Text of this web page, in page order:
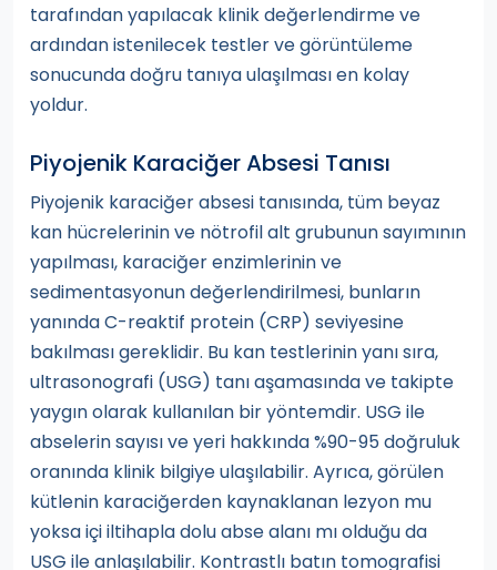
tarafından yapılacak klinik değerlendirme ve
ardından istenilecek testler ve görüntüleme
sonucunda doğru tanıya ulaşılması en kolay
yoldur.
Piyojenik Karaciğer Absesi Tanısı
Piyojenik karaciğer absesi tanısında, tüm beyaz
kan hücrelerinin ve nötrofil alt grubunun sayımının
yapılması, karaciğer enzimlerinin ve
sedimentasyonun değerlendirilmesi, bunların
yanında C-reaktif protein (CRP) seviyesine
bakılması gereklidir. Bu kan testlerinin yanı sıra,
ultrasonografi (USG) tanı aşamasında ve takipte
yaygın olarak kullanılan bir yöntemdir. USG ile
abselerin sayısı ve yeri hakkında %90-95 doğruluk
oranında klinik bilgiye ulaşılabilir. Ayrıca, görülen
kütlenin karaciğerden kaynaklanan lezyon mu
yoksa içi iltihapla dolu abse alanı mı olduğu da
USG ile anlaşılabilir. Kontrastlı batın tomografisi